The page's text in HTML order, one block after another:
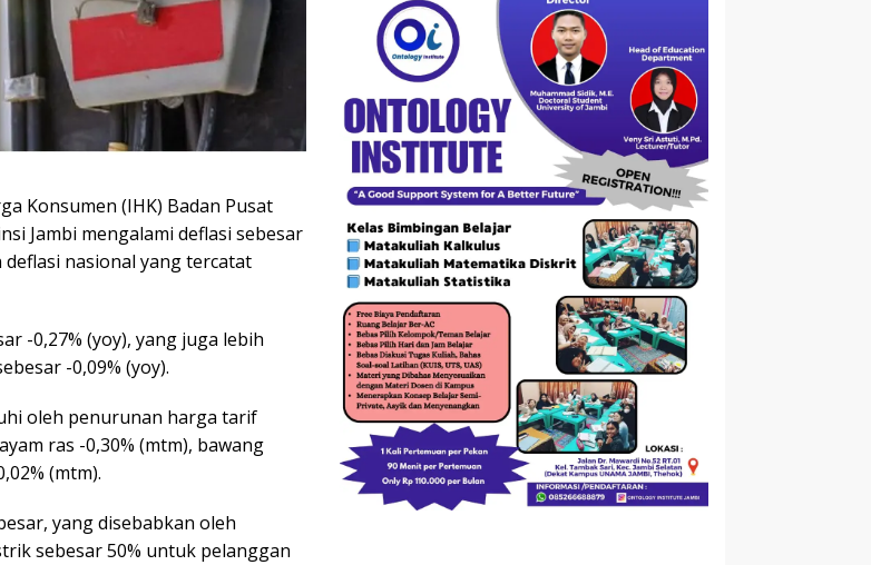
Konsumen (IHK) Badan Pusat
Jambi mengalami deflasi sebesar
deflasi nasional yang tercatat
-0,27% (yoy), yang juga lebih
-0,09% (yoy).
oleh penurunan harga tarif
ras -0,30% (mtm), bawang
(mtm).
yang disebabkan oleh
sebesar 50% untuk pelanggan